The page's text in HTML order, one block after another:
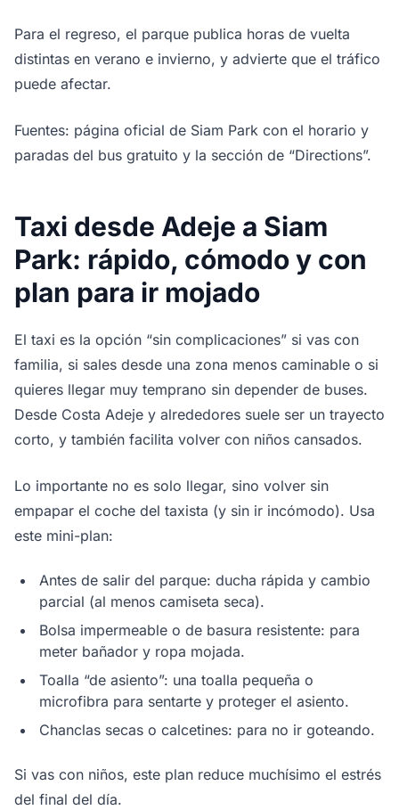
Para el regreso, el parque publica horas de vuelta
distintas en verano e invierno, y advierte que el tráfico
puede afectar.
Fuentes: página oficial de Siam Park con el horario y
paradas del bus gratuito y la sección de “Directions”.
Taxi desde Adeje a Siam
Park: rápido, cómodo y con
plan para ir mojado
El taxi es la opción “sin complicaciones” si vas con
familia, si sales desde una zona menos caminable o si
quieres llegar muy temprano sin depender de buses.
Desde Costa Adeje y alrededores suele ser un trayecto
corto, y también facilita volver con niños cansados.
Lo importante no es solo llegar, sino volver sin
empapar el coche del taxista (y sin ir incómodo). Usa
este mini-plan:
Antes de salir del parque: ducha rápida y cambio
parcial (al menos camiseta seca).
Bolsa impermeable o de basura resistente: para
meter bañador y ropa mojada.
Toalla “de asiento”: una toalla pequeña o
microfibra para sentarte y proteger el asiento.
Chanclas secas o calcetines: para no ir goteando.
Si vas con niños, este plan reduce muchísimo el estrés
del final del día.